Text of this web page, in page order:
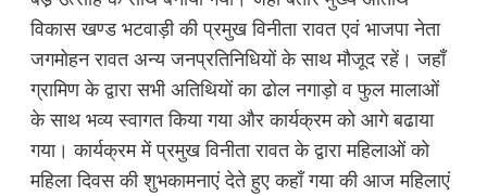
विकास खण्ड भटवाड़ी की प्रमुख विनीता रावत एवं भाजपा नेता
जगमोहन रावत अन्य जनप्रतिनिधियों के साथ मौजूद रहें। जहाँ
ग्रामिण के द्वारा सभी अतिथियों का ढोल नगाड़ो व फुल मालाओं
के साथ भव्य स्वागत किया गया और कार्यक्रम को आगे बढाया
गया। कार्यक्रम में प्रमुख विनीता रावत के द्वारा महिलाओं को
महिला दिवस की शुभकामनाएं देते हुए कहाँ गया की आज महिलाएं